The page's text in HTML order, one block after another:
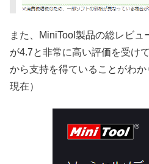
また、MiniTool製品の総レビュ
が4.7と非常に高い評価を受け
から支持を得ていることがわ
現在）